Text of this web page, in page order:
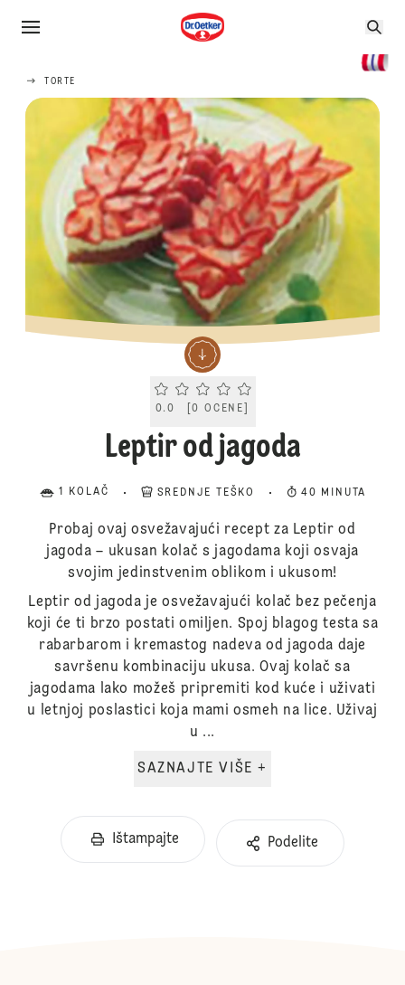
TORTE
Current rating 0.0. Click to rate.
0.0 [0 OCENE
Leptir od jagoda
1 KOLAČ SREDNJE TEŠKO 40 MINUTA
Probaj ovaj osvežavajući recept za Leptir od
jagoda – ukusan kolač s jagodama koji osvaja
svojim jedinstvenim oblikom i ukusom!
Leptir od jagoda je osvežavajući kolač bez pečenja
koji će ti brzo postati omiljen. Spoj blagog testa sa
rabarbarom i kremastog nadeva od jagoda daje
savršenu kombinaciju ukusa. Ovaj kolač sa
jagodama lako možeš pripremiti kod kuće i uživati
u letnjoj poslastici koja mami osmeh na lice. Uživaj
u ...
SAZNAJTE VIŠE +
Ištampajte Podelite